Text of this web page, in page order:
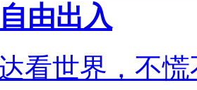
由出入
看世界，不